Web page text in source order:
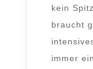
kein
braucht
immer